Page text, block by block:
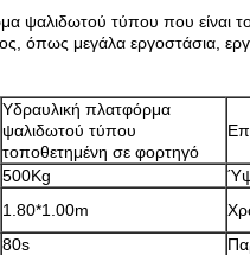
ψαλιδωτού τύπου που είναι
όπως μεγάλα εργοστάσια,
Υδραυλική πλατφόρμα
ψαλιδωτού τύπου
τοποθετημένη σε φορτηγό
500Kg
1.80*1.00m
80s